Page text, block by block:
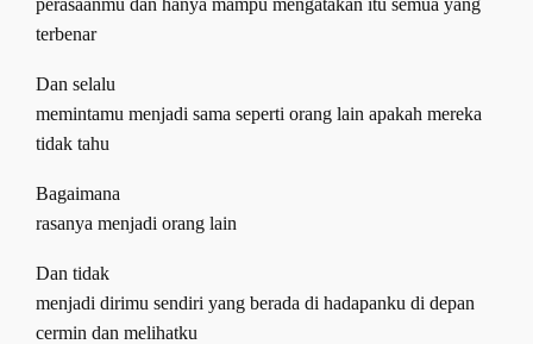
perasaanmu dan hanya mampu mengatakan itu semua yang
terbenar
Dan selalu
memintamu menjadi sama seperti orang lain apakah mereka
tidak tahu
Bagaimana
rasanya menjadi orang lain
Dan tidak
menjadi dirimu sendiri yang berada di hadapanku di depan
cermin dan melihatku